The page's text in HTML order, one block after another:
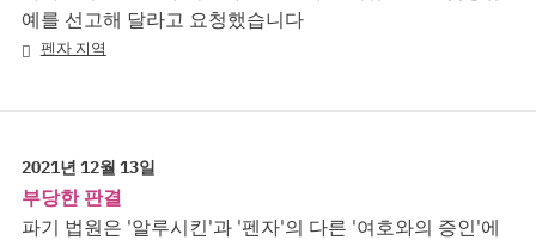
예를 선고해 달라고 요청했습니다
펜자 지역
2021년 12월 13일
부당한 판결
파기 법원은 '알루시킨'과 '펜자'의 다른 '여호와의 증인'에